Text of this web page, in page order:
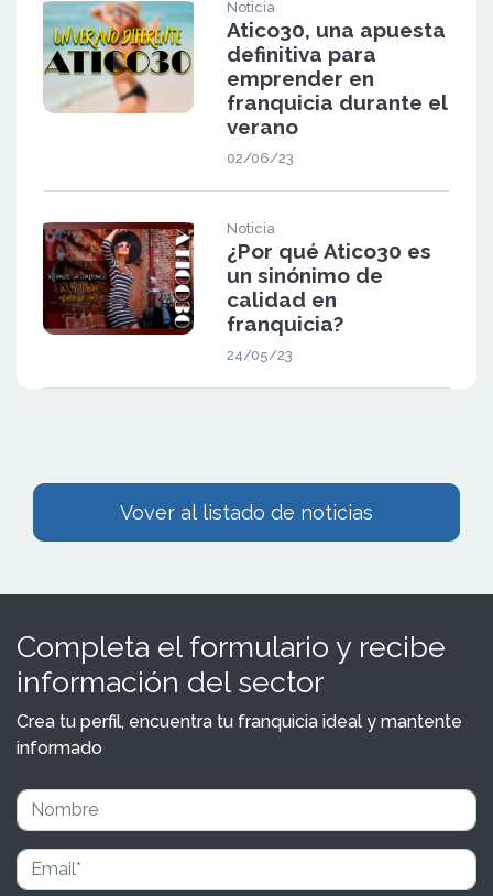
Noticia
Atico30, una apuesta
definitiva para
emprender en
franquicia durante el
verano
02/06/23
Noticia
¿Por qué Atico30 es
un sinónimo de
calidad en
franquicia?
24/05/23
Vover al listado de noticias
Completa el formulario y recibe
información del sector
Crea tu perfil, encuentra tu franquicia ideal y mantente
informado